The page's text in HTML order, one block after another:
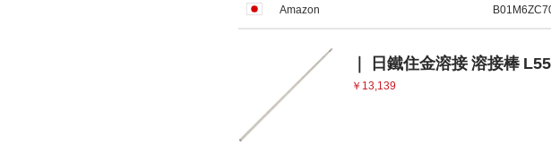
Amazon
｜ 日鐵住金溶接 溶接棒
￥13,139